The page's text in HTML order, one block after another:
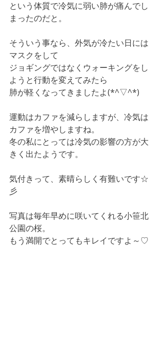
という体質で冷気に弱い肺が痛んでし
まったのだと。
そういう事なら、外気が冷たい日には
マスクをして
ジョギングではなくウォーキングをし
ようと行動を変えてみたら
肺が軽くなってきましたよ(*^▽^*)
運動はカファを減らしますが、冷気は
カファを増やしますね。
冬の私にとっては冷気の影響の方が大
きく出たようです。
気付きって、素晴らしく有難いです☆
彡
写真は毎年早めに咲いてくれる小笹北
公園の桜。
もう満開でとってもキレイですよ～♡